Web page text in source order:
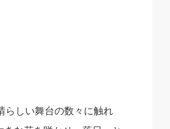
らしい舞台の数々に触れ